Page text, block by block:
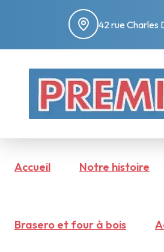
42 rue Charles
Accueil Notre histoire
Brasero et four à bois